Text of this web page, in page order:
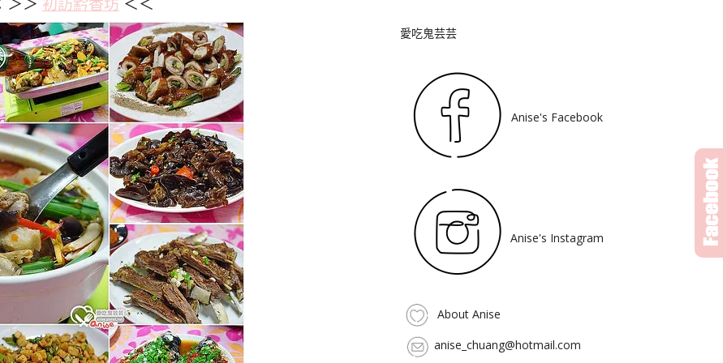
愛吃鬼芸芸
Anise's Facebook
Anise's Instagram
About Anise
anise_chuang@hotmail.com